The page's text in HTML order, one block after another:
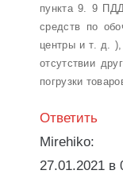
пункта 9. 9
средств по
центры и т. д.
отсутствии
погрузки
Ответить
Mirehiko:
27.01.2021 в